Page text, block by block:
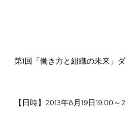
第1回「働き方と組織の未来」
【日時】2013年8月19日19:00～